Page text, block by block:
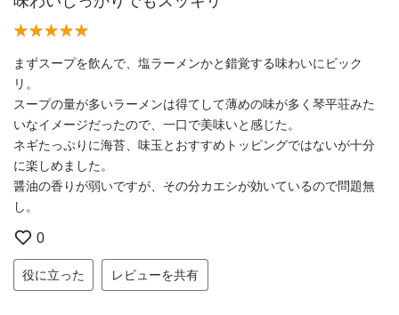
まずスープを飲んで、塩ラーメンかと錯覚する味わいにビック
リ。
スープの量が多いラーメンは得てして薄めの味が多く琴平荘みた
いなイメージだったので、一口で美味いと感じた。
ネギたっぷりに海苔、味玉とおすすめトッピングではないが十分
に楽しめました。
醤油の香りが弱いですが、その分カエシが効いているので問題無
し。
0
役に立った レビューを共有